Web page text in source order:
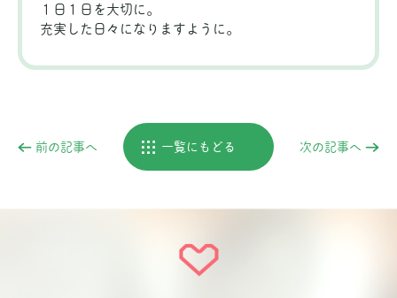
１日１日を大切に。
充実した日々になりますように。
前の記事へ 一覧にもどる 次の記事へ